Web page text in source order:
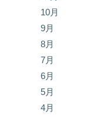
10月
9月
8月
7月
6月
5月
4月